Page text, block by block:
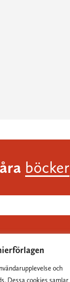
och
Dessa cookies samlar
böcker
och är Sveriges